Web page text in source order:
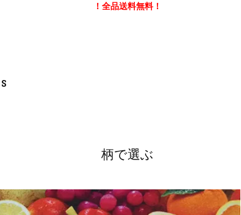
！全品送料無料！
柄で選ぶ